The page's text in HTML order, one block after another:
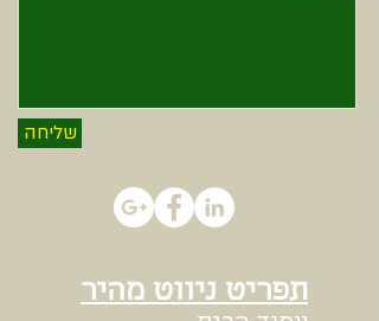
שליחה
תפריט ניווט מהיר